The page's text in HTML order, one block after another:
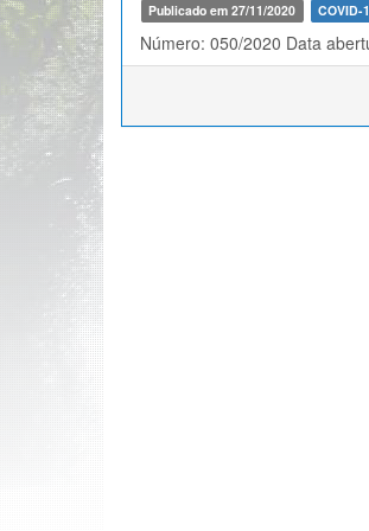
Publicado em 27/11/2020 COVID-
Número: 050/2020 Data